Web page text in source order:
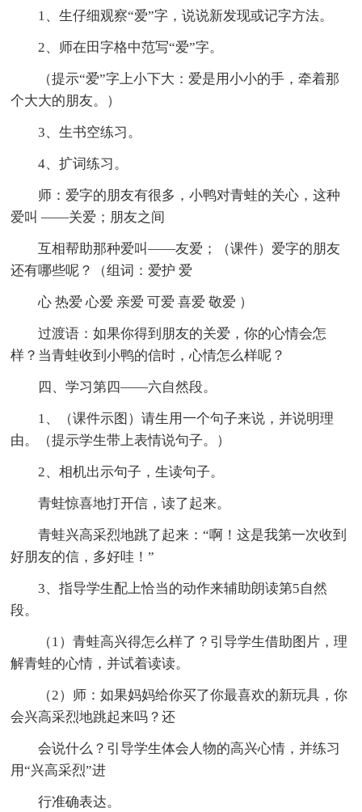
1、生仔细观察“爱”字，说说新发现或记字方法。
2、师在田字格中范写“爱”字。
（提示“爱”字上小下大：爱是用小小的手，牵着那
个大大的朋友。）
3、生书空练习。
4、扩词练习。
师：爱字的朋友有很多，小鸭对青蛙的关心，这种
爱叫 ——关爱；朋友之间
互相帮助那种爱叫——友爱；（课件）爱字的朋友
还有哪些呢？（组词：爱护 爱
心 热爱 心爱 亲爱 可爱 喜爱 敬爱 ）
过渡语：如果你得到朋友的关爱，你的心情会怎
样？当青蛙收到小鸭的信时，心情怎么样呢？
四、学习第四——六自然段。
1、（课件示图）请生用一个句子来说，并说明理
由。（提示学生带上表情说句子。）
2、相机出示句子，生读句子。
青蛙惊喜地打开信，读了起来。
青蛙兴高采烈地跳了起来：“啊！这是我第一次收到
好朋友的信，多好哇！”
3、指导学生配上恰当的动作来辅助朗读第5自然
段。
（1）青蛙高兴得怎么样了？引导学生借助图片，理
解青蛙的心情，并试着读读。
（2）师：如果妈妈给你买了你最喜欢的新玩具，你
会兴高采烈地跳起来吗？还
会说什么？引导学生体会人物的高兴心情，并练习
用“兴高采烈”进
行准确表达。